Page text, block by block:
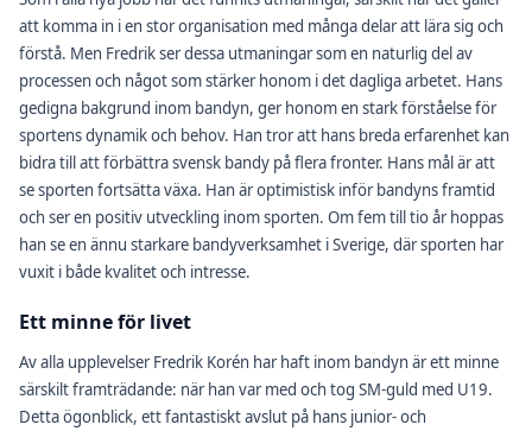
att komma in i en stor organisation med många delar att lära sig och
förstå. Men Fredrik ser dessa utmaningar som en naturlig del av
processen och något som stärker honom i det dagliga arbetet. Hans
gedigna bakgrund inom bandyn, ger honom en stark förståelse för
sportens dynamik och behov. Han tror att hans breda erfarenhet kan
bidra till att förbättra svensk bandy på flera fronter. Hans mål är att
se sporten fortsätta växa. Han är optimistisk inför bandyns framtid
och ser en positiv utveckling inom sporten. Om fem till tio år hoppas
han se en ännu starkare bandyverksamhet i Sverige, där sporten har
vuxit i både kvalitet och intresse.
Ett minne för livet
Av alla upplevelser Fredrik Korén har haft inom bandyn är ett minne
särskilt framträdande: när han var med och tog SM-guld med U19.
Detta ögonblick, ett fantastiskt avslut på hans junior- och